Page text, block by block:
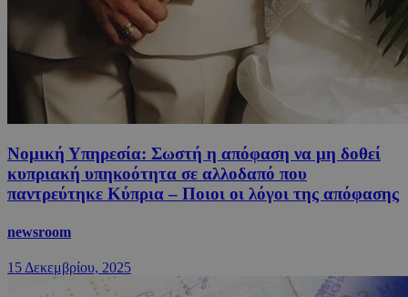
Νομική Υπηρεσία: Σωστή η απόφαση να μη δοθεί
κυπριακή υπηκοότητα σε αλλοδαπό που
παντρεύτηκε Κύπρια – Ποιοι οι λόγοι της απόφασης
newsroom
15 Δεκεμβρίου, 2025